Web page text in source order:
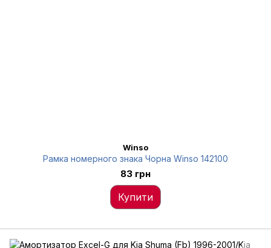
Winso
Рамка номерного знака Чорна Winso 142100
83 грн
Купити